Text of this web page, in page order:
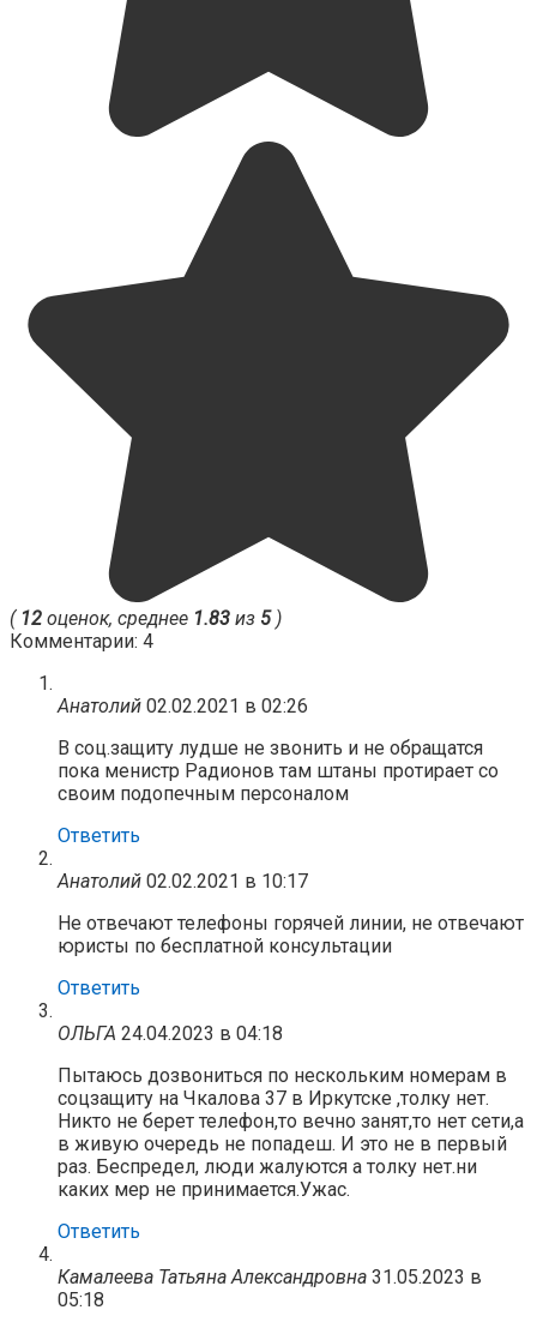
( 12 оценок, среднее 1.83 из 5)
Комментарии: 4
Анатолий 02.02.2021 в 02:26
В соц.защиту лудше не звонить и не обращатся
пока менистр Радионов там штаны протирает со
своим подопечным персоналом
Ответить
Анатолий 02.02.2021 в 10:17
Не отвечают телефоны горячей линии, не отвечают
юристы по бесплатной консультации
Ответить
ОЛЬГА 24.04.2023 в 04:18
Пытаюсь дозвониться по нескольким номерам в
соцзащиту на Чкалова 37 в Иркутске ,толку нет.
Никто не берет телефон,то вечно занят,то нет сети,а
в живую очередь не попадеш. И это не в первый
раз. Беспредел, люди жалуются а толку нет.ни
каких мер не принимается.Ужас.
Ответить
Камалеева Татьяна Александровна 31.05.2023 в
05:18